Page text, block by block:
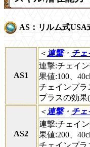
AS：リルム式USA
AS1
＜ 連撃・ チェ
連撃:チェイ
果値:100、
チェインプラ
プラスの効果
AS2
＜ 連撃・ チェ
連撃:チェイ
果値:200、
チェインプラ